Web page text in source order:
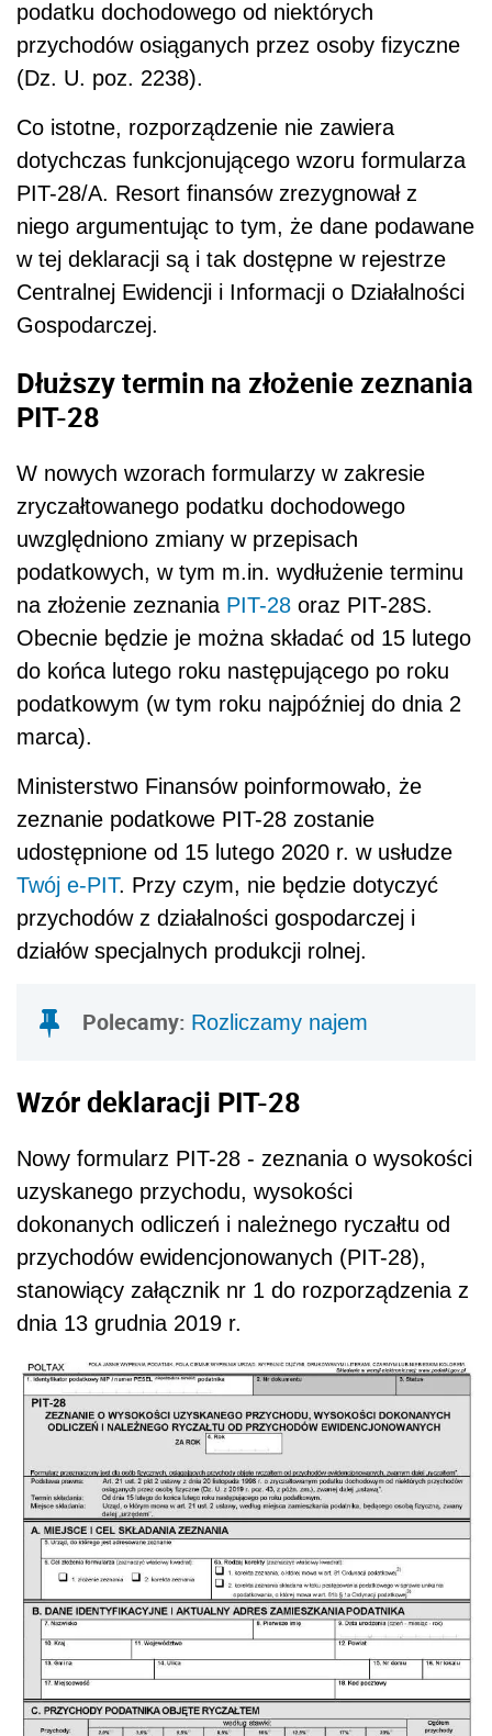
podatku dochodowego od niektórych
przychodów osiąganych przez osoby fizyczne
(Dz. U. poz. 2238).
Co istotne, rozporządzenie nie zawiera
dotychczas funkcjonującego wzoru formularza
PIT-28/A. Resort finansów zrezygnował z
niego argumentując to tym, że dane podawane
w tej deklaracji są i tak dostępne w rejestrze
Centralnej Ewidencji i Informacji o Działalności
Gospodarczej.
Dłuższy termin na złożenie zeznania
PIT-28
W nowych wzorach formularzy w zakresie
zryczałtowanego podatku dochodowego
uwzględniono zmiany w przepisach
podatkowych, w tym m.in. wydłużenie terminu
na złożenie zeznania PIT-28 oraz PIT-28S.
Obecnie będzie je można składać od 15 lutego
do końca lutego roku następującego po roku
podatkowym (w tym roku najpóźniej do dnia 2
marca).
Ministerstwo Finansów poinformowało, że
zeznanie podatkowe PIT-28 zostanie
udostępnione od 15 lutego 2020 r. w usłudze
Twój e-PIT. Przy czym, nie będzie dotyczyć
przychodów z działalności gospodarczej i
działów specjalnych produkcji rolnej.
Polecamy: Rozliczamy najem
Wzór deklaracji PIT-28
Nowy formularz PIT-28 - zeznania o wysokości
uzyskanego przychodu, wysokości
dokonanych odliczeń i należnego ryczałtu od
przychodów ewidencjonowanych (PIT-28),
stanowiący załącznik nr 1 do rozporządzenia z
dnia 13 grudnia 2019 r.